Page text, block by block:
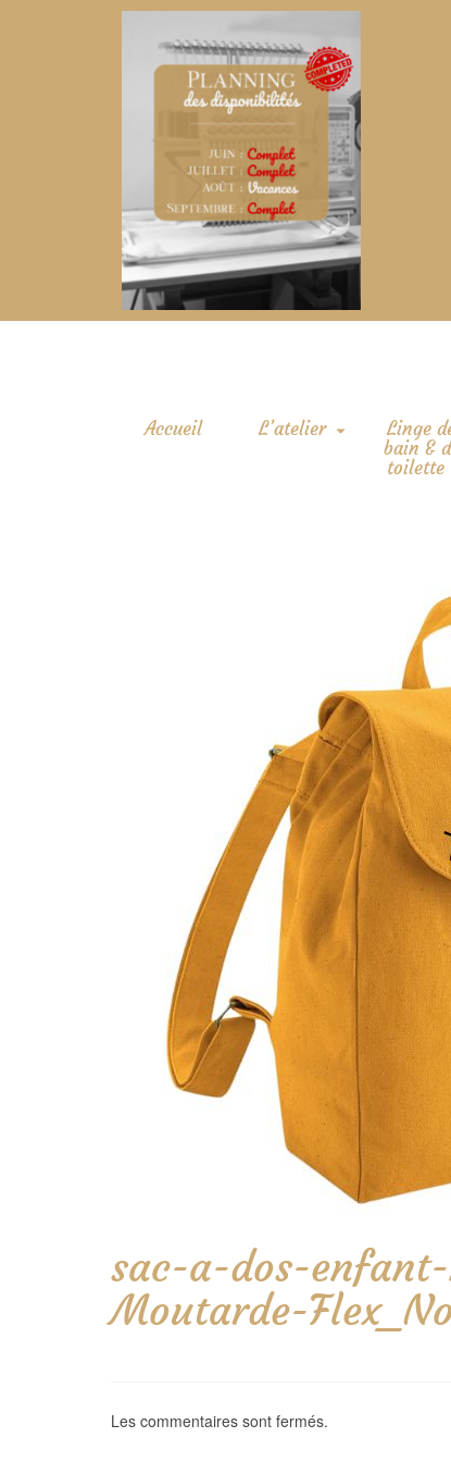
Accueil L’atelier
Linge
bain &
toilette
sac-a-dos-
Moutarde-
Les commentaires sont fermés.